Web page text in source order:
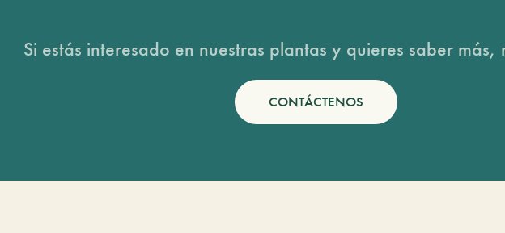
Si estás interesado en nuestras plantas y quieres saber más,
CONTÁCTENOS